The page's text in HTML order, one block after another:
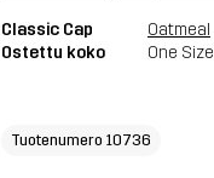
Classic Cap
Oatmeal
Ostettu koko
One Size
Tuotenumero 10736